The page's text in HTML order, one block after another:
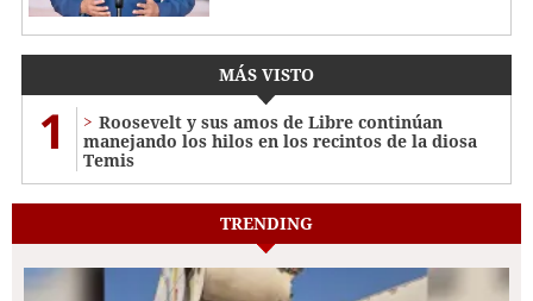
MÁS VISTO
1
Roosevelt y sus amos de Libre continúan
manejando los hilos en los recintos de la diosa
Temis
TRENDING